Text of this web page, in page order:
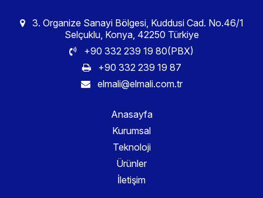
3. Organize Sanayi Bölgesi, Kuddusi Cad. No.46/1
Selçuklu, Konya, 42250 Türkiye
+90 332 239 19 80(PBX)
+90 332 239 19 87
elmali@elmali.com.tr
Anasayfa
Kurumsal
Teknoloji
Ürünler
İletişim